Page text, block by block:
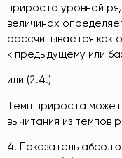
прироста уровней
величинах
рассчитывается как
к предыдущему или
или (2.4.)
Темп прироста
вычитания из темпов
4. Показатель